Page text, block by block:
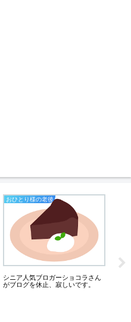
おひとり様の老後
シニア人気ブロガーショコラさん
がブログを休止、寂しいです。
５